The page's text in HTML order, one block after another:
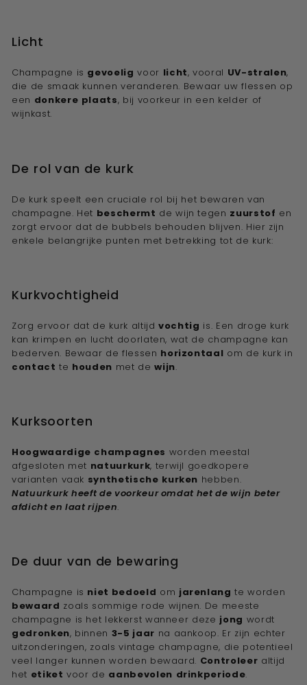
Licht
Champagne is gevoelig voor licht, vooral UV-stralen,
die de smaak kunnen veranderen. Bewaar uw flessen op
een donkere plaats, bij voorkeur in een kelder of
wijnkast.
De rol van de kurk
De kurk speelt een cruciale rol bij het bewaren van
champagne. Het beschermt de wijn tegen zuurstof en
zorgt ervoor dat de bubbels behouden blijven. Hier zijn
enkele belangrijke punten met betrekking tot de kurk:
Kurkvochtigheid
Zorg ervoor dat de kurk altijdvochtig is. Een droge kurk
kan krimpen en lucht doorlaten, wat de champagne kan
bederven. Bewaar de flessen horizontaal om de kurk in
contact te houden met dewijn.
Kurksoorten
Hoogwaardige champagnes worden meestal
afgesloten met natuurkurk, terwijl goedkopere
varianten vaak synthetische kurken hebben.
Natuurkurk heeft de voorkeur omdat het de wijn beter
afdicht en laat rijpen.
De duur van de bewaring
Champagne is niet bedoeld om jarenlang te worden
bewaard zoals sommige rode wijnen. De meeste
champagne is het lekkerst wanneer deze jong wordt
gedronken, binnen 3-5 jaar na aankoop. Er zijn echter
uitzonderingen, zoals vintage champagne, die potentieel
veel langer kunnen worden bewaard. Controleer altijd
het etiket voor de aanbevolen drinkperiode.